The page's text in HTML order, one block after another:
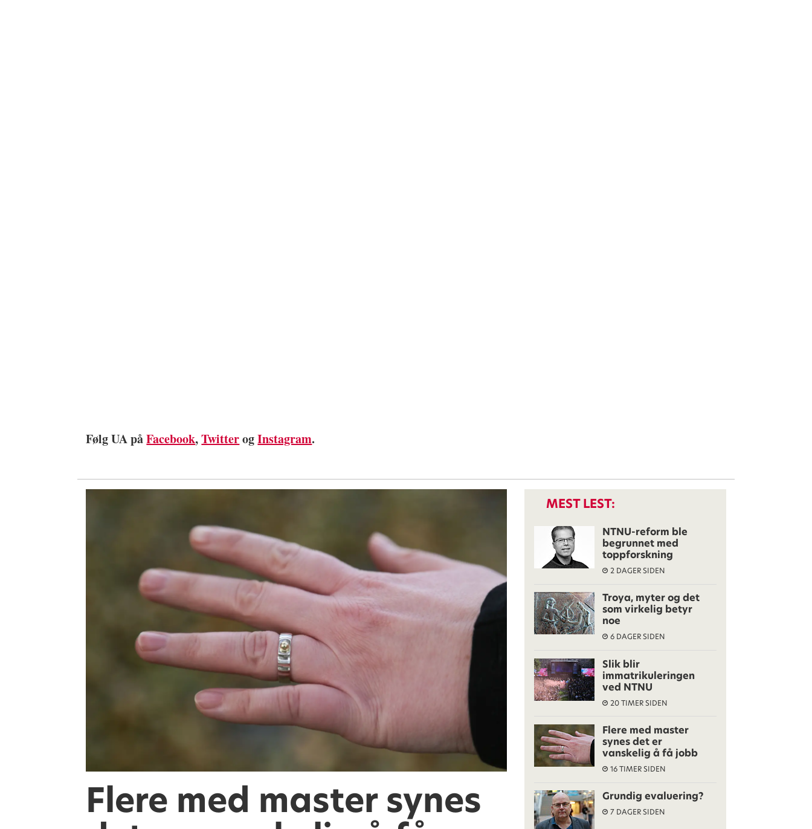
Følg UA påFacebook,TwitterogInstagram.
Flere med master synes
MEST LEST:
NTNU-reform ble
begrunnet med
toppforskning
2 DAGER SIDEN
Troya, myter og det
som virkelig betyr
noe
6 DAGER SIDEN
Slik blir
immatrikuleringen
ved NTNU
20 TIMER SIDEN
Flere med master
synes det er
vanskelig å få jobb
16 TIMER SIDEN
Grundig evaluering?
7 DAGER SIDEN